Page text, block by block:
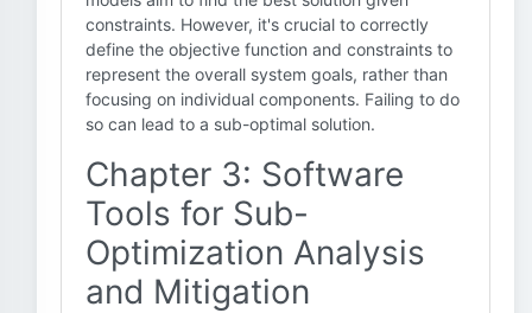
constraints. However, it's crucial to correctly
define the objective function and constraints to
represent the overall system goals, rather than
focusing on individual components. Failing to do
so can lead to a sub-optimal solution.
Chapter 3: Software
Tools for Sub-
Optimization Analysis
and Mitigation